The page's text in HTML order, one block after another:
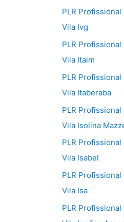
PLR Profissional
Vila Ivg
PLR Profissional
Vila Itaim
PLR Profissional
Vila Itaberaba
PLR Profissional
Vila Isolina
PLR Profissional
Vila Isabel
PLR Profissional
Vila Isa
PLR Profissional